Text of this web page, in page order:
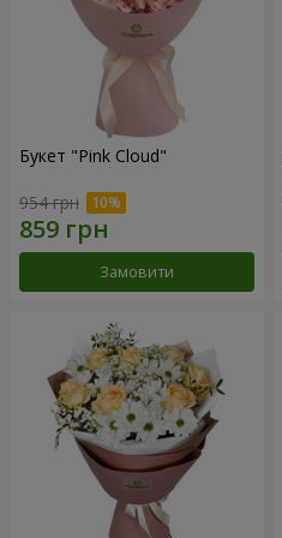
Букет "Pink Cloud"
954 грн
Замовити